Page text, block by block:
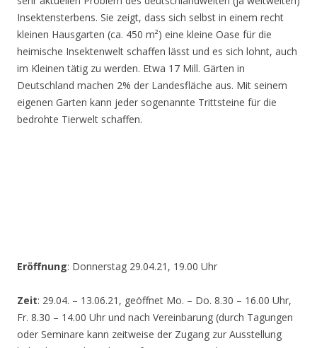
Insektensterbens. Sie zeigt, dass sich selbst in einem recht
kleinen Hausgarten (ca. 450 m²) eine kleine Oase für die
heimische Insektenwelt schaffen lässt und es sich lohnt, auch
im Kleinen tätig zu werden. Etwa 17 Mill. Gärten in
Deutschland machen 2% der Landesfläche aus. Mit seinem
eigenen Garten kann jeder sogenannte Trittsteine für die
bedrohte Tierwelt schaffen.
Eröffnung: Donnerstag 29.04.21, 19.00 Uhr
Zeit: 29.04. – 13.06.21, geöffnet Mo. – Do. 8.30 – 16.00 Uhr,
Fr. 8.30 – 14.00 Uhr und nach Vereinbarung (durch Tagungen
oder Seminare kann zeitweise der Zugang zur Ausstellung